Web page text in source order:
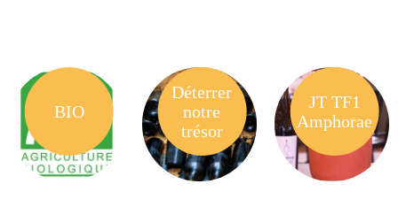
BIO
Déterrer
notre
trésor
JT TF1
Amphorae